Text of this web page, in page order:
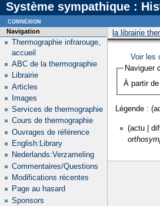
Système sympathique :
la librairie
Voir les
Naviguer
À partir
Légende :
(actu |
Navigation
Thermographie infrarouge,
accueil
ABC de la thermographie
Librairie
Articles
Images
Services de thermographie
Cours de thermographie
Ouvrages de référence
English:Library
Nederlands:Verzameling
Commentaires/Questions
Modifications récentes
Page au hasard
Sponsors
connexion